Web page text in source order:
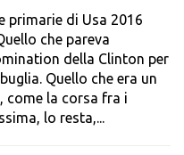
primarie di Usa 2016
che pareva
della Clinton per
Quello che era un
la corsa fra i
lo resta,...